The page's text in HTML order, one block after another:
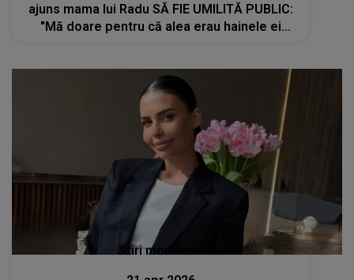
ajuns mama lui Radu SĂ FIE UMILITĂ PUBLIC:
"Mă doare pentru că alea erau hainele ei
Stiri mondene